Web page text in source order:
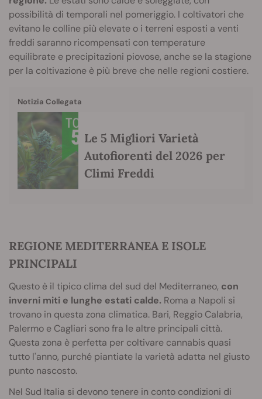
possibilità di temporali nel pomeriggio. I coltivatori che
evitano le colline più elevate o i terreni esposti a venti
freddi saranno ricompensati con temperature
equilibrate e precipitazioni piovose, anche se la stagione
per la coltivazione è più breve che nelle regioni costiere.
Notizia Collegata
Le 5 Migliori Varietà
Autofiorenti del 2026 per
Climi Freddi
REGIONE MEDITERRANEA E ISOLE
PRINCIPALI
Questo è il tipico clima del sud del Mediterraneo, con
inverni miti e lunghe estati calde. Roma a Napoli si
trovano in questa zona climatica. Bari, Reggio Calabria,
Palermo e Cagliari sono fra le altre principali città.
Questa zona è perfetta per coltivare cannabis quasi
tutto l'anno, purché piantiate la varietà adatta nel giusto
punto nascosto.
Nel Sud Italia si devono tenere in conto condizioni di